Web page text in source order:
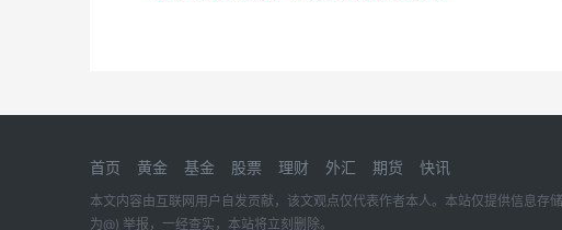
首页 黄金 基金 股票 理财 外汇 期货 快讯
本文内容由互联网用户自发贡献，该文观点仅代表作者本人。本站仅提供信息
为@) 举报，一经查实，本站将立刻删除。